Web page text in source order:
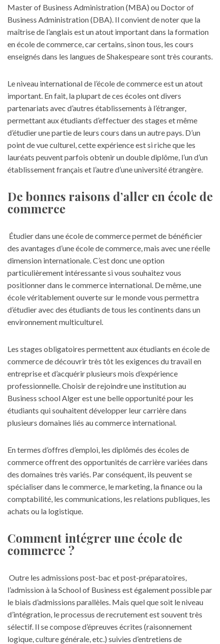
Master of Business Administration (MBA) ou Doctor of
Business Administration (DBA). Il convient de noter que la
maîtrise de l’anglais est un atout important dans la formation
en école de commerce, car certains, sinon tous, les cours
enseignés dans les langues de Shakespeare sont très courants.
Le niveau international de l’école de commerce est un atout
important. En fait, la plupart de ces écoles ont divers
partenariats avec d’autres établissements à l’étranger,
permettant aux étudiants d’effectuer des stages et même
d’étudier une partie de leurs cours dans un autre pays. D’un
point de vue culturel, cette expérience est si riche que les
lauréats peuvent parfois obtenir un double diplôme, l’un d’un
établissement français et l’autre d’une université étrangère.
De bonnes raisons d’aller en école de
commerce
Étudier dans une école de commerce permet de bénéficier
des avantages d’une école de commerce, mais avec une réelle
dimension internationale. C’est donc une option
particulièrement intéressante si vous souhaitez vous
positionner dans le commerce international. De même, une
école véritablement ouverte sur le monde vous permettra
d’étudier avec des étudiants de tous les continents dans un
environnement multiculturel.
Les stages obligatoires permettent aux étudiants en école de
commerce de découvrir très tôt les exigences du travail en
entreprise et d’acquérir plusieurs mois d’expérience
professionnelle. Choisir de rejoindre une institution au
Business school Algerest une belle opportunité pour les
étudiants qui souhaitent développer leur carrière dans
plusieurs domaines liés au commerce international.
En termes d’offres d’emploi, les diplômés des écoles de
commerce offrent des opportunités de carrière variées dans
des domaines très variés. Par conséquent, ils peuvent se
spécialiser dans le commerce, le marketing, la finance ou la
comptabilité, les communications, les relations publiques, les
achats ou la logistique.
Comment intégrer une école de
commerce ?
Outre les admissions post-bac et post-préparatoires,
l’admission à la School of Business est également possible par
le biais d’admissions parallèles. Mais quel que soit le niveau
d’intégration, le processus de recrutement est souvent très
sélectif. Il se compose d’épreuves écrites (raisonnement
logique, culture générale, etc.) suivies d’entretiens de